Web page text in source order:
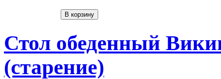
Стол обеденный
(старение)